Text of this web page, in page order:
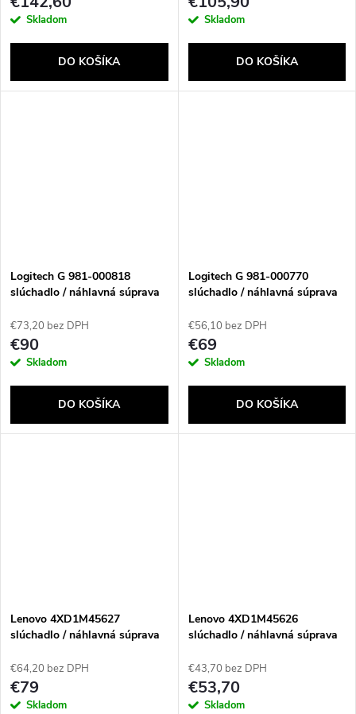
Skladom
DO KOŠÍKA
Skladom
DO KOŠÍKA
Logitech G 981-000818
slúchadlo / náhlavná súprava
Pres hlavu Hranie Čierna
€73,20 bez DPH
€90
Skladom
DO KOŠÍKA
Logitech G 981-000770
slúchadlo / náhlavná súprava
Pres hlavu Hranie Čierna,
Modrá
€56,10 bez DPH
€69
Skladom
DO KOŠÍKA
Lenovo 4XD1M45627
slúchadlo / náhlavná súprava
Pres hlavu USB Typ-C Čierna
€64,20 bez DPH
€79
Skladom
Lenovo 4XD1M45626
slúchadlo / náhlavná súprava
Pres hlavu USB Typ-C Čierna
€43,70 bez DPH
€53,70
Skladom